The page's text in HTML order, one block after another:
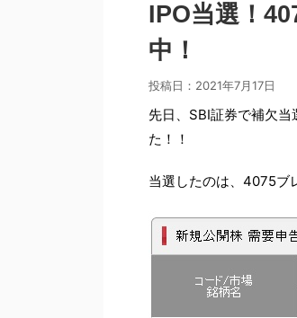
IPO当選！
中！
投稿日： 2021年7月17日
先日、SBI証券で補欠
た！！
当選したのは、4075ブ